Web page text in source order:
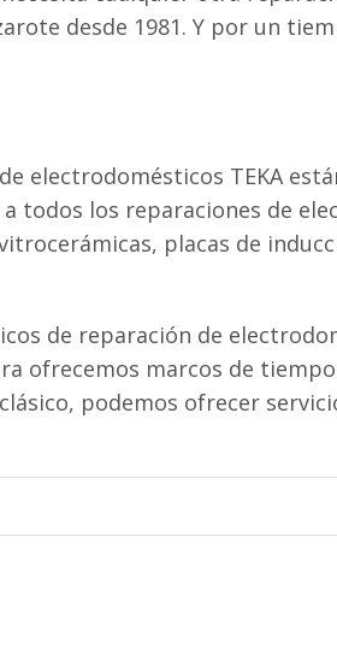
desde 1981. Y por un
electrodomésticos TEKA
todos los reparaciones de
placas de
de reparación de
ofrecemos marcos de
podemos ofrecer